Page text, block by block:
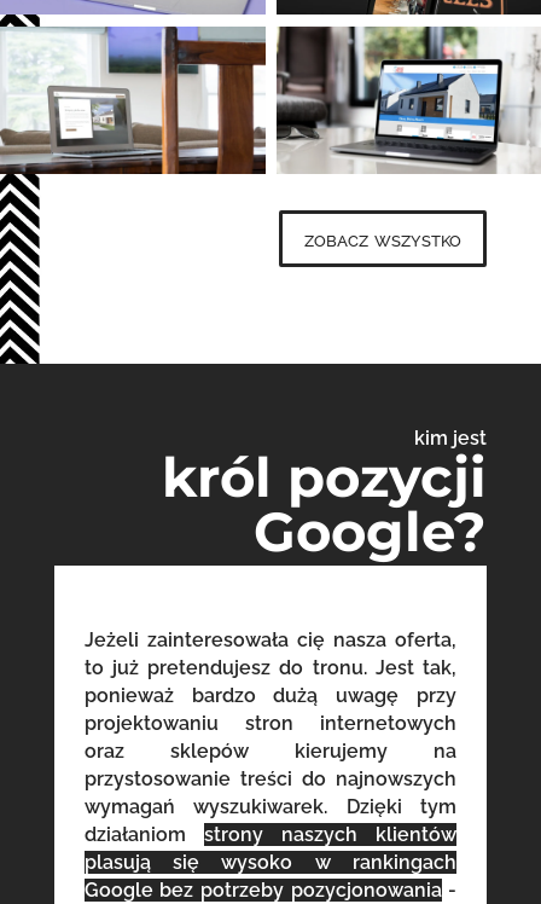
zobacz wszystko
kim jest
król pozycji
Google?
Jeżeli zainteresowała cię nasza oferta,
to już pretendujesz do tronu. Jest tak,
ponieważ bardzo dużą uwagę przy
projektowaniu stron internetowych
oraz sklepów kierujemy na
przystosowanie treści do najnowszych
wymagań wyszukiwarek. Dzięki tym
działaniom strony naszych klientów
plasują się wysoko w rankingach
Google bez potrzeby pozycjonowania-